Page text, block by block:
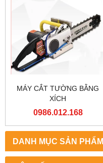
DANH MỤC SẢN PHẨM
MÁY CẮT TƯỜNG BẰNG
XÍCH
0986.012.168